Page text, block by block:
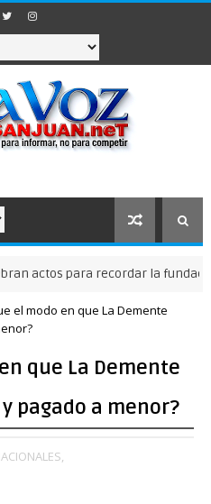
para recordar la fundación de
el modo en que La Demente
que La Demente
pagado a menor?